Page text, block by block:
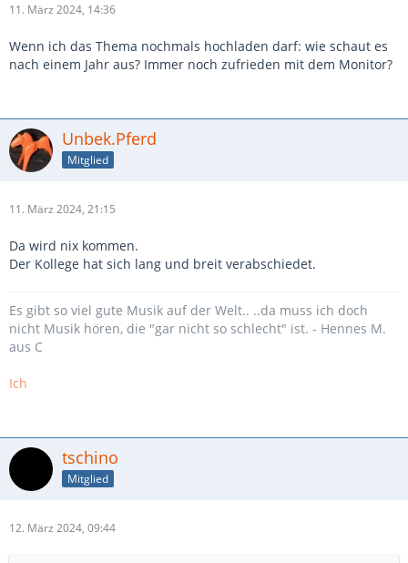
11. März 2024, 14:36
Wenn ich das Thema nochmals hochladen darf: wie schaut es
nach einem Jahr aus? Immer noch zufrieden mit dem Monitor?
Unbek.Pferd
Mitglied
11. März 2024, 21:15
Da wird nix kommen.
Der Kollege hat sich lang und breit verabschiedet.
Es gibt so viel gute Musik auf der Welt.. ..da muss ich doch
nicht Musik hören, die "gar nicht so schlecht" ist. - Hennes M.
aus C
Ich
tschino
Mitglied
12. März 2024, 09:44